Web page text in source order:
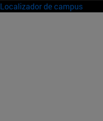
Localizador de campus